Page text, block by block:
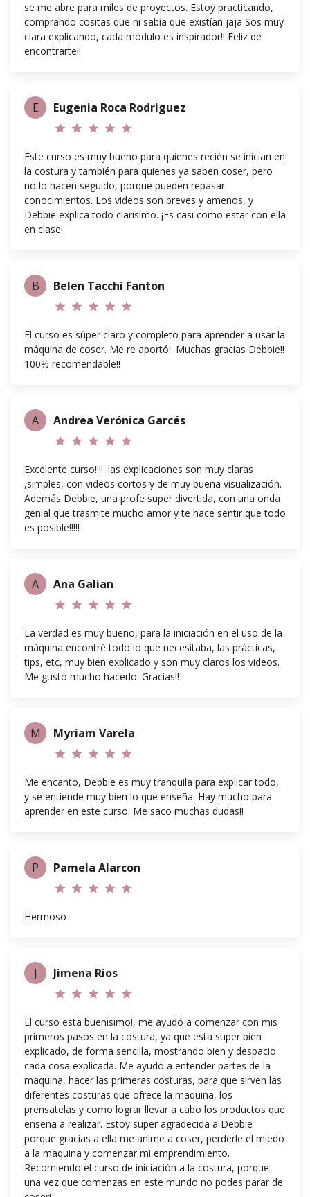
se me abre para miles de proyectos. Estoy practicando,
comprando cositas que ni sabía que existían jaja Sos muy
clara explicando, cada módulo es inspirador!! Feliz de
encontrarte!!
E Eugenia Roca Rodriguez
star star star star star
Este curso es muy bueno para quienes recién se inician en
la costura y también para quienes ya saben coser, pero
no lo hacen seguido, porque pueden repasar
conocimientos. Los videos son breves y amenos, y
Debbie explica todo clarísimo. ¡Es casi como estar con ella
en clase!
B Belen Tacchi Fanton
star star star star star
El curso es súper claro y completo para aprender a usar la
máquina de coser. Me re aportó!. Muchas gracias Debbie!!
100% recomendable!!
A Andrea Verónica Garcés
star star star star star
Excelente curso!!!!. las explicaciones son muy claras
,simples, con videos cortos y de muy buena visualización.
Además Debbie, una profe super divertida, con una onda
genial que trasmite mucho amor y te hace sentir que todo
es posible!!!!!
A Ana Galian
star star star star star
La verdad es muy bueno, para la iniciación en el uso de la
máquina encontré todo lo que necesitaba, las prácticas,
tips, etc, muy bien explicado y son muy claros los videos.
Me gustó mucho hacerlo. Gracias!!
M Myriam Varela
star star star star star
Me encanto, Debbie es muy tranquila para explicar todo,
y se entiende muy bien lo que enseña. Hay mucho para
aprender en este curso. Me saco muchas dudas!!
P Pamela Alarcon
star star star star star
Hermoso
J Jimena Rios
star star star star star
El curso esta buenisimo!, me ayudó a comenzar con mis
primeros pasos en la costura, ya que esta super bien
explicado, de forma sencilla, mostrando bien y despacio
cada cosa explicada. Me ayudó a entender partes de la
maquina, hacer las primeras costuras, para que sirven las
diferentes costuras que ofrece la maquina, los
prensatelas y como lograr llevar a cabo los productos que
enseña a realizar. Estoy super agradecida a Debbie
porque gracias a ella me anime a coser, perderle el miedo
a la maquina y comenzar mi emprendimiento.
Recomiendo el curso de iniciación a la costura, porque
una vez que comenzas en este mundo no podes parar de